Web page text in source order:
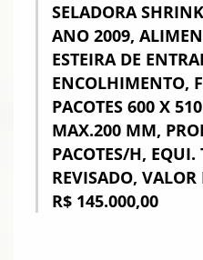
SELADORA
ANO 2009,
ESTEIRA DE
ENCOLHIMENTO,
PACOTES 600 X
MAX.200 MM,
PACOTES/H, EQUI.
REVISADO,
R$ 145.000,00